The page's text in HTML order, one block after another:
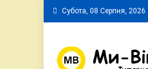
Skip
to
Субота, 08 Серпня, 2026